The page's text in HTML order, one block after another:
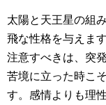
太陽と天王星の組
飛な性格を与えます
注意すべきは、突
苦境に立った時こ
す。感情よりも理